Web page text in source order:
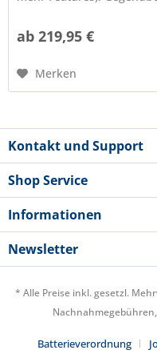
ab 219,95 €
Merken
Kontakt und Support
Shop Service
Informationen
Newsletter
* Alle Preise inkl. gesetzl.
Batterieverordnung